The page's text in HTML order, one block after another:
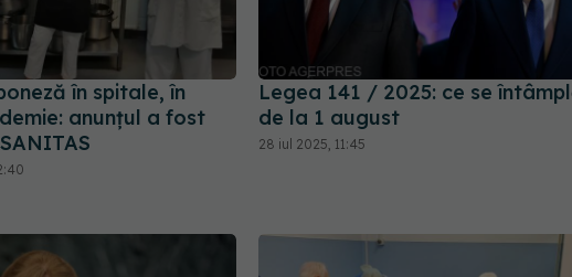
în spitale, în
anunțul a fost
Legea 141 / 2025: ce se
de la 1 august
28 iul 2025, 11:45